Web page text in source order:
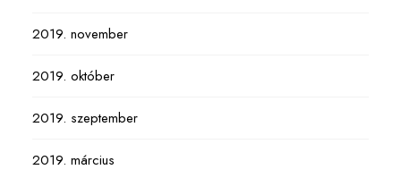
2019. november
2019. október
2019. szeptember
2019. március